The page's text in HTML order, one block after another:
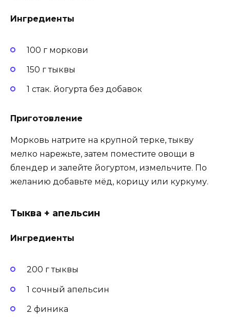
Ингредиенты
100 г моркови
150 г тыквы
1 стак. йогурта без добавок
Приготовление
Морковь натрите на крупной терке, тыкву
мелко нарежьте, затем поместите овощи в
блендер и залейте йогуртом, измельчите. По
желанию добавьте мёд, корицу или куркуму.
Тыква + апельсин
Ингредиенты
200 г тыквы
1 сочный апельсин
2 финика